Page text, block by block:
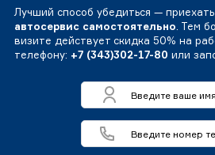
Лучший способ убедиться —
автосервис самостоятельно. Тем
визите действует скидка 50% на
телефону: +7 (343)302-17-80 или